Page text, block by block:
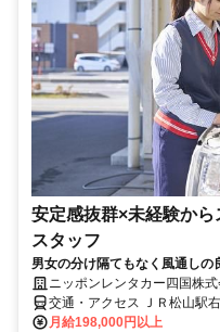
安定感抜群×未経験か
スタッフ
男女の分け隔てもなく風通しの
ニッポンレンタカー四国株
交通・アクセス ＪＲ松山駅
月給198,000円以上